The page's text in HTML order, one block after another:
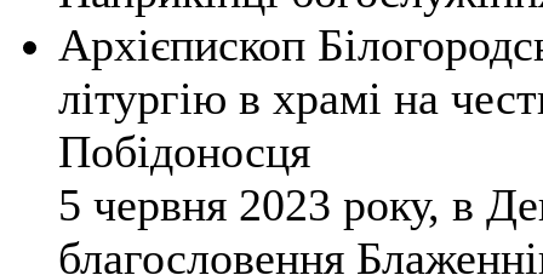
Архієпископ
літургію в храмі на
Побідоносця
5 червня 2023 року, в
благословення